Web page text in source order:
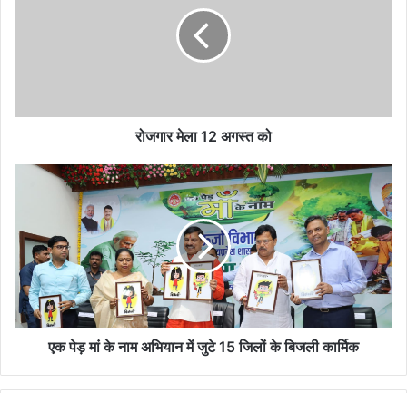
रोजगार मेला 12 अगस्त को
के
नाम
अभियान
जुटे
15
एक पेड़ मां के नाम अभियान में जुटे 15 जिलों के बिजली कार्मिक